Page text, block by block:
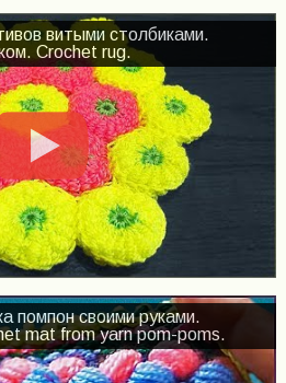
витыми столбиками.
Crochet rug.
помпон своими руками.
mat from yarn pom-poms.